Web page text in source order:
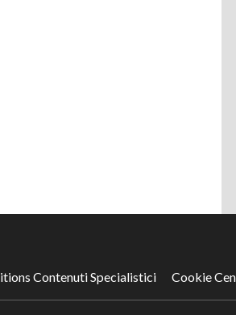
Contenuti Specialistici Cookie